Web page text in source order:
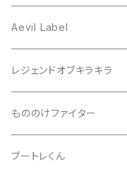
プリズム
スクエア
ノイズ
レンチキュラー
箔ホロ
タマムシ
Aevil Label
レジェンドオブキラキラ
シール
缶バッチ
もののけファイター
ブートレくん